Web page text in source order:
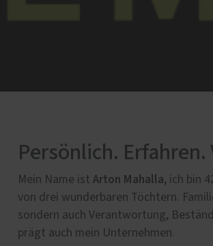
Persönlich. Erfahren.
Mein Name istArton Mahalla, ich bin
von drei wunderbaren Töchtern.
sondern auch Verantwortung,
prägt auch mein Unternehmen.